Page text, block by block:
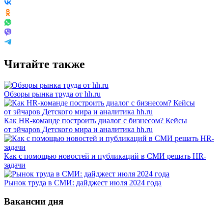
Читайте также
Обзоры рынка труда от hh.ru
Как HR-команде построить диалог с бизнесом? Кейсы
от эйчаров Детского мира и аналитика hh.ru
Как с помощью новостей и публикаций в СМИ решать HR-
задачи
Рынок труда в СМИ: дайджест июля 2024 года
Вакансии дня